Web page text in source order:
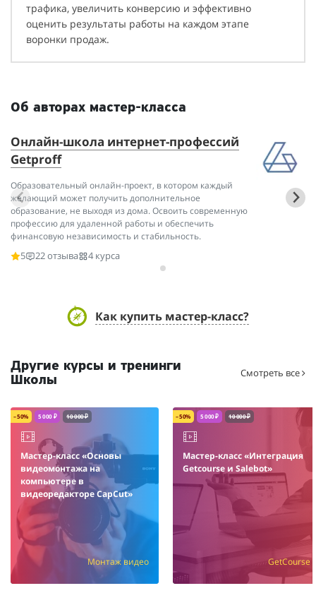
трафика, увеличить конверсию и эффективно
оценить результаты работы на каждом этапе
воронки продаж.
Об авторах мастер-класса
Онлайн-школа интернет-профессий
Getproff
Образовательный онлайн-проект, в котором каждый
желающий может получить дополнительное
образование, не выходя из дома. Освоить современную
профессию для удаленной работы и обеспечить
финансовую независимость и стабильность.
5
22 отзыва 4 курса
Как купить мастер-класс?
Другие курсы и тренинги
Школы
Смотреть все
– 50% 5 000 ₽ 10 000 ₽
Мастер-класс «Основы
видеомонтажа на
компьютере в
видеоредакторе CapCut»
Монтаж видео
– 50% 5 000 ₽ 10 000 ₽
Мастер-класс «Интеграция
Getcourse и Salebot»
GetCourse